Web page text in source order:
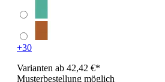
+30
Varianten ab 42,42 €*
Musterbestellung möglich